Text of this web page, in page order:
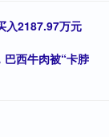
入2187.97万元
西牛肉被“卡脖